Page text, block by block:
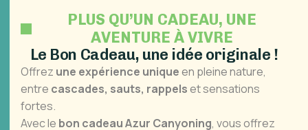
PLUS QU’UN CADEAU, UNE
AVENTURE À VIVRE
Le Bon Cadeau, une idée origina e !
Offrez une expérience uniqueen pleine nature,
entre cascades, sauts, rappelset sensations
fortes.
Avec le bon cadeau Azur Canyoning, vous offrez